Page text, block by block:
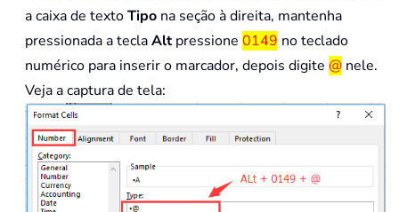
a caixa de textoTipo na seção à direita, mantenha
pressionada a teclaAltpressione 0149 no teclado
numérico para inserir o marcador, depois digite @ nele.
Veja a captura de tela: